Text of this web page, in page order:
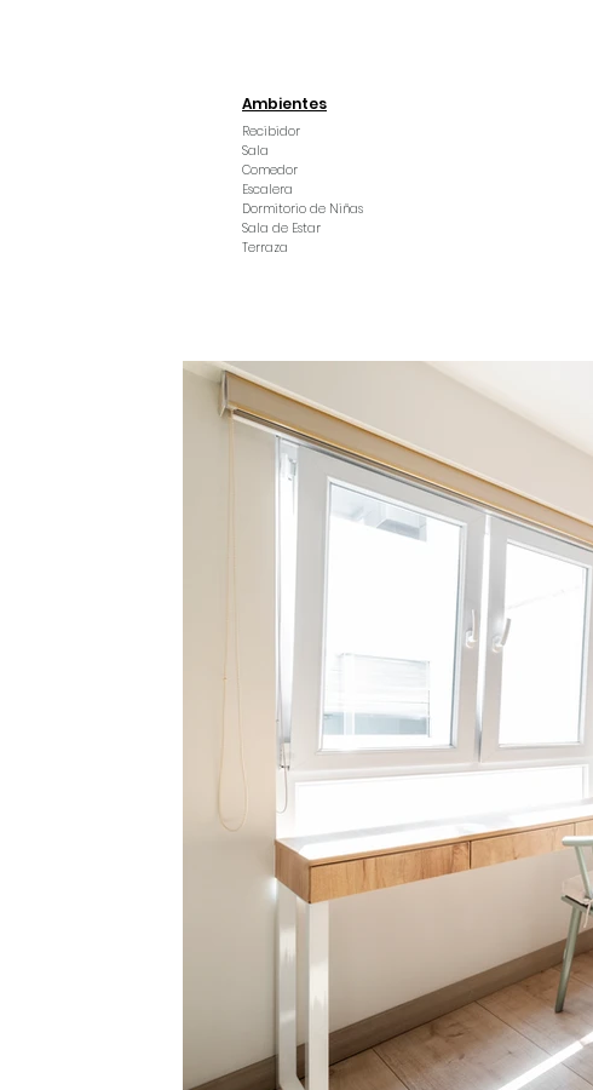
Ambientes
Recibidor
Sala
Comedor
Escalera
Dormitorio de Niñas
Sala de Estar
Terraza